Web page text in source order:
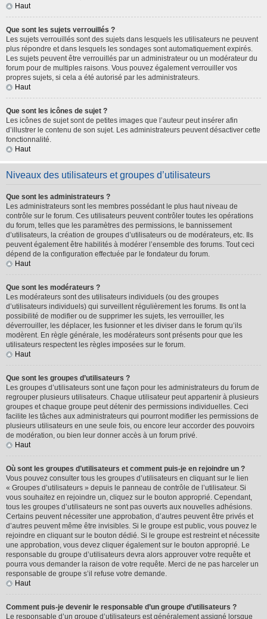
Haut
Que sont les sujets verrouillés ?
Les sujets verrouillés sont des sujets dans lesquels les utilisateurs ne peuvent
plus répondre et dans lesquels les sondages sont automatiquement expirés.
Les sujets peuvent être verrouillés par un administrateur ou un modérateur du
forum pour de multiples raisons. Vous pouvez également verrouiller vos
propres sujets, si cela a été autorisé par les administrateurs.
Haut
Que sont les icônes de sujet ?
Les icônes de sujet sont de petites images que l’auteur peut insérer afin
d’illustrer le contenu de son sujet. Les administrateurs peuvent désactiver cette
fonctionnalité.
Haut
Niveaux des utilisateurs et groupes d’utilisateurs
Que sont les administrateurs ?
Les administrateurs sont les membres possédant le plus haut niveau de
contrôle sur le forum. Ces utilisateurs peuvent contrôler toutes les opérations
du forum, telles que les paramètres des permissions, le bannissement
d’utilisateurs, la création de groupes d’utilisateurs ou de modérateurs, etc. Ils
peuvent également être habilités à modérer l’ensemble des forums. Tout ceci
dépend de la configuration effectuée par le fondateur du forum.
Haut
Que sont les modérateurs ?
Les modérateurs sont des utilisateurs individuels (ou des groupes
d’utilisateurs individuels) qui surveillent régulièrement les forums. Ils ont la
possibilité de modifier ou de supprimer les sujets, les verrouiller, les
déverrouiller, les déplacer, les fusionner et les diviser dans le forum qu’ils
modèrent. En règle générale, les modérateurs sont présents pour que les
utilisateurs respectent les règles imposées sur le forum.
Haut
Que sont les groupes d’utilisateurs ?
Les groupes d’utilisateurs sont une façon pour les administrateurs du forum de
regrouper plusieurs utilisateurs. Chaque utilisateur peut appartenir à plusieurs
groupes et chaque groupe peut détenir des permissions individuelles. Ceci
facilite les tâches aux administrateurs qui pourront modifier les permissions de
plusieurs utilisateurs en une seule fois, ou encore leur accorder des pouvoirs
de modération, ou bien leur donner accès à un forum privé.
Haut
Où sont les groupes d’utilisateurs et comment puis-je en rejoindre un ?
Vous pouvez consulter tous les groupes d’utilisateurs en cliquant sur le lien
« Groupes d’utilisateurs » depuis le panneau de contrôle de l’utilisateur. Si
vous souhaitez en rejoindre un, cliquez sur le bouton approprié. Cependant,
tous les groupes d’utilisateurs ne sont pas ouverts aux nouvelles adhésions.
Certains peuvent nécessiter une approbation, d’autres peuvent être privés et
d’autres peuvent même être invisibles. Si le groupe est public, vous pouvez le
rejoindre en cliquant sur le bouton dédié. Si le groupe est restreint et nécessite
une approbation, vous devez cliquer également sur le bouton approprié. Le
responsable du groupe d’utilisateurs devra alors approuver votre requête et
pourra vous demander la raison de votre requête. Merci de ne pas harceler un
responsable de groupe s’il refuse votre demande.
Haut
Comment puis-je devenir le responsable d’un groupe d’utilisateurs ?
Le responsable d’un groupe d’utilisateurs est généralement assigné lorsque